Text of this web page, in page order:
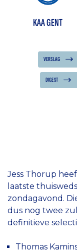
KAA GENT
VERSLAG
DIGEST
Jess Thorup
laatste
zondagavond.
dus nog twee
definitieve
Thomas